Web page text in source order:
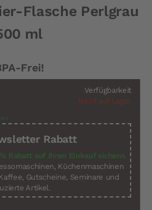
Flasche Perlgrau
ml
Frei!
Verfügbarkeit
Nicht auf Lager
Rabatt
Rabatt auf Ihren Einkauf sichern.
Küchenmaschinen
Gutscheine, Seminare und
Artikel.